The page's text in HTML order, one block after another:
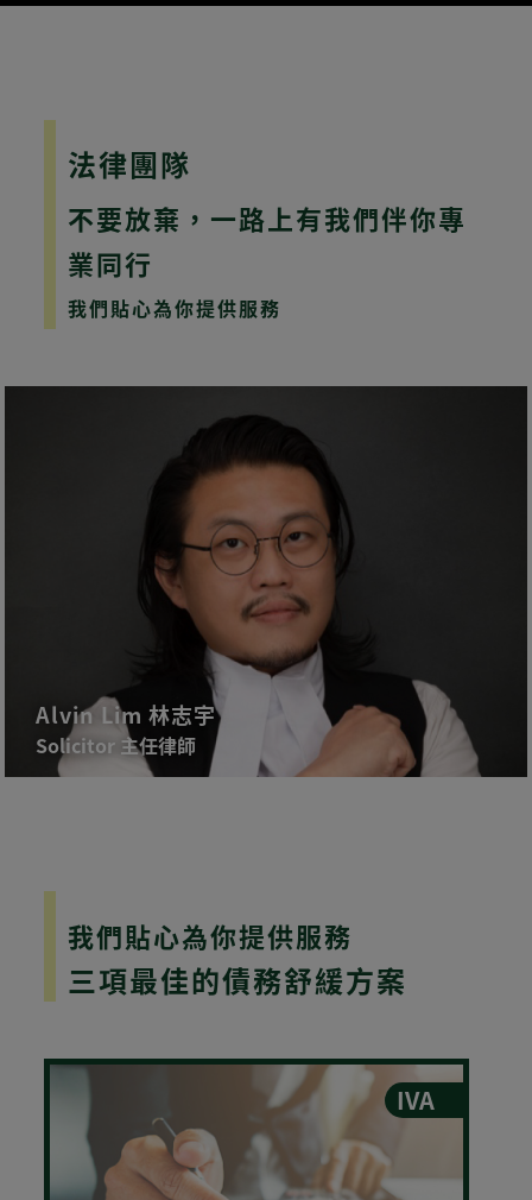
法律團隊
不要放棄，一路上有我們伴你專
業同行
我們貼心為你提供服務
Alvin Lim 林志宇
Solicitor 主任律師
我們貼心為你提供服務
三項最佳的債務舒緩方案
IVA